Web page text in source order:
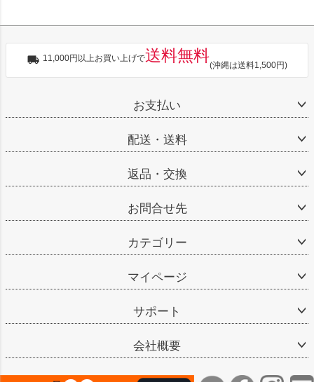
11,000円以上お買い上げで送料無料
(沖縄は送料1,500円)
お支払い
配送・送料
返品・交換
お問合せ先
カテゴリー
マイページ
サポート
会社概要